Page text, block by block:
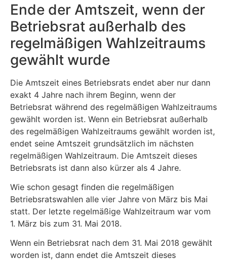
Ende der Amtszeit, wenn der
Betriebsrat außerhalb des
regelmäßigen Wahlzeitraums
gewählt wurde
Die Amtszeit eines Betriebsrats endet aber nur dann
exakt 4 Jahre nach ihrem Beginn, wenn der
Betriebsrat während des regelmäßigen Wahlzeitraums
gewählt worden ist. Wenn ein Betriebsrat außerhalb
des regelmäßigen Wahlzeitraums gewählt worden ist,
endet seine Amtszeit grundsätzlich im nächsten
regelmäßigen Wahlzeitraum. Die Amtszeit dieses
Betriebsrats ist dann also kürzer als 4 Jahre.
Wie schon gesagt finden die regelmäßigen
Betriebsratswahlen alle vier Jahre von März bis Mai
statt. Der letzte regelmäßige Wahlzeitraum war vom
1. März bis zum 31. Mai 2018.
Wenn ein Betriebsrat nach dem 31. Mai 2018 gewählt
worden ist, dann endet die Amtszeit dieses